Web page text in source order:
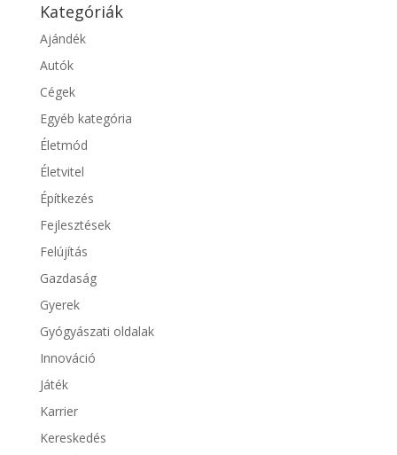
Kategóriák
Ajándék
Autók
Cégek
Egyéb kategória
Életmód
Életvitel
Építkezés
Fejlesztések
Felújítás
Gazdaság
Gyerek
Gyógyászati oldalak
Innováció
Játék
Karrier
Kereskedés